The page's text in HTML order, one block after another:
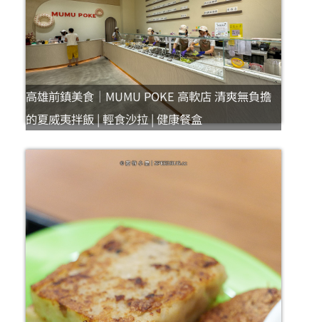
高雄前鎮美食｜MUMU POKE 高軟店 清爽無負擔
的夏威夷拌飯 | 輕食沙拉 | 健康餐盒